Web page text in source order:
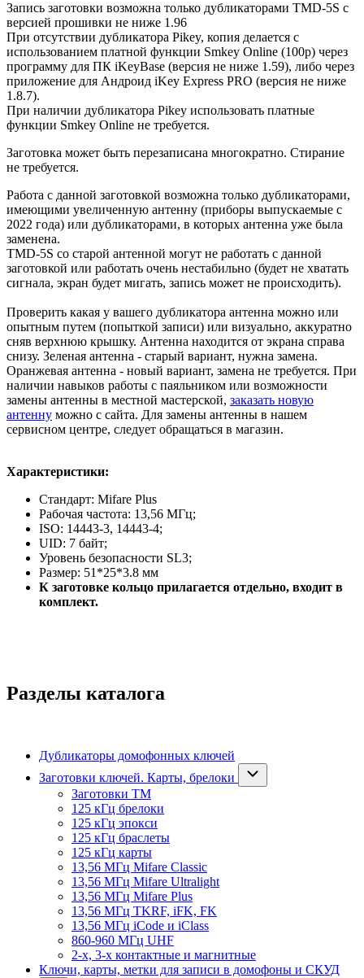
Запись заготовки возможна только дубликаторами TMD-5S с
версией прошивки не ниже 1.96
При отсутствии дубликатора Pikey, копия делается с
использованием платной функции Smkey Online (100р) через
программу для ПК iKeyBase (версия не ниже 1.59), либо через
приложение для Андроид iKey Express PRO (версия не ниже
1.8.7).
При наличии дубликатора Pikey использовать платные
функции Smkey Online не требуется.
Заготовка может быть перезаписана многократно. Стирание
не требуется.
Работа с данной заготовкой возможна только дубликаторами,
имеющими увеличенную антенну (приборы выпускаемые с
2022 года) или дубликаторами, в которых антенна уже была
заменена.
TMD-5S со старой антенной могут не работать с данной
заготовкой или работать очень нестабильно (будет не хватать
сигнала, экран будет мигать, запись может не происходить).
Проверить какая у вашего дубликатора антенна можно или
опытным путем (попыткой записи) или визуально, аккуратно
сняв верхнюю крышку. Антенна находится от экрана справа
снизу. Зеленая антенна - старый вариант, нужна замена.
Оранжевая антенна - новый вариант, замена не требуется. При
наличии навыков работы с паяльником или возможности
замены антенны в местной мастерской, заказать новую
антенну можно с сайта. Для замены антенны в нашем
сервисном центре, следует обращаться в магазин.
Характеристики:
Стандарт: Mifare Plus
Рабочая частота: 13,56 МГц;
ISO: 14443-3, 14443-4;
UID: 7 байт;
Уровень безопасности SL3;
Размер: 51*25*3.8 мм
К заготовке кольцо прилагается отдельно, входит в
комплект.
Разделы каталога
Дубликаторы домофонных ключей
Заготовки ключей. Карты, брелоки
Заготовки ТМ
125 кГц брелоки
125 кГц эпокси
125 кГц браслеты
125 кГц карты
13,56 МГц Mifare Classic
13,56 МГц Mifare Ultralight
13,56 МГц Mifare Plus
13,56 МГц TKRF, iFK, FK
13,56 МГц iCode и iClass
860-960 МГц UHF
2-х, 3-х контактные и магнитные
Ключи, карты, метки для записи в домофоны и СКУД